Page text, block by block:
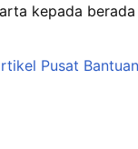
kepada
Pusat